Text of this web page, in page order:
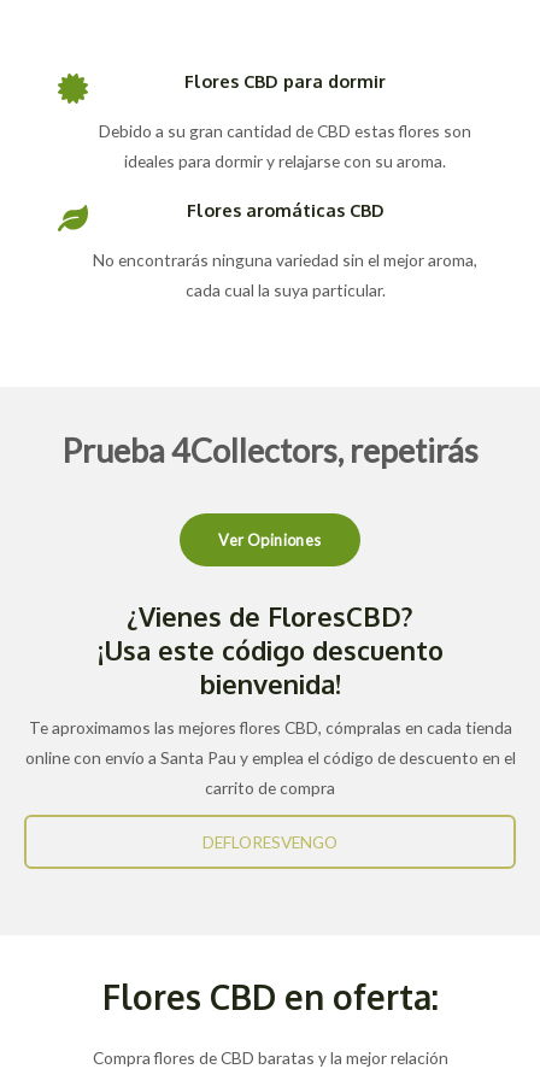
Flores CBD para dormir
Debido a su gran cantidad de CBD estas flores son
ideales para dormir y relajarse con su aroma.
Flores aromáticas CBD
No encontrarás ninguna variedad sin el mejor aroma,
cada cual la suya particular.
Prueba 4Collectors, repetirás
Ver Opiniones
¿Vienes de FloresCBD?
¡Usa este código descuento
bienvenida!
Te aproximamos las mejores flores CBD, cómpralas en cada tienda
online con envío a Santa Pau y emplea el código de descuento en el
carrito de compra
DEFLORESVENGO
Flores CBD en oferta:
Compra flores de CBD baratas y la mejor relación